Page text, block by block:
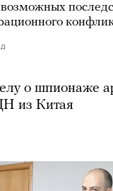
о шпионаже
из Китая